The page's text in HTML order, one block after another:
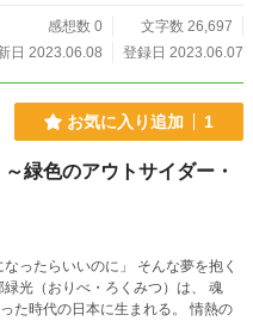
感想数 0
文字数 26,697
日 2023.06.08
登録日 2023.06.07
お気に入り追加 1
緑色のアウトサイダー・
いいのに」 そんな夢を抱く
光（おりべ・ろくみつ）は、 魂
時代の日本に生まれる。 情熱の